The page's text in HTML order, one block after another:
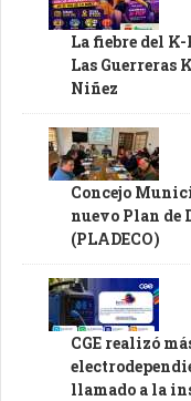
La fiebre del
Las Guerreras
Niñez
Concejo
nuevo Plan de
(PLADECO)
CGE realizó
llamado a la